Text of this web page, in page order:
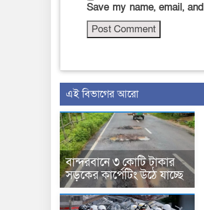
Save my name, email,
এই বিভাগের আরো
বান্দরবানে ৩ কোটি টাকার
সড়কের কার্পেটিং উঠে যাচ্ছে